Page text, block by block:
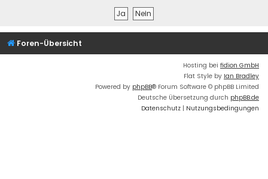
Foren-Übersicht
Hosting bei fidion GmbH
Flat Style by Ian Bradley
Powered by phpBB® Forum Software © phpBB Limited
Deutsche Übersetzung durch phpBB.de
Datenschutz | Nutzungsbedingungen